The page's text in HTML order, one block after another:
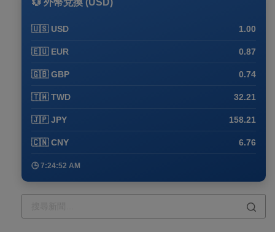
💱 外幣兌換 (USD)
🇺🇸 USD 1.00
🇪🇺 EUR 0.87
🇬🇧 GBP 0.74
🇹🇼 TWD 32.21
🇯🇵 JPY 158.21
🇨🇳 CNY 6.76
🕒 7:24:52 AM